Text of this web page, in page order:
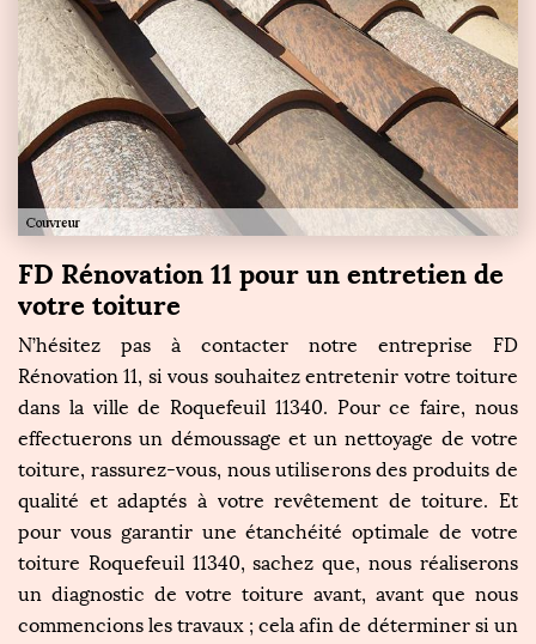
FD Rénovation 11 pour un entretien de
votre toiture
N’hésitez pas à contacter notre entreprise FD
Rénovation 11, si vous souhaitez entretenir votre toiture
dans la ville de Roquefeuil 11340. Pour ce faire, nous
effectuerons un démoussage et un nettoyage de votre
toiture, rassurez-vous, nous utiliserons des produits de
qualité et adaptés à votre revêtement de toiture. Et
pour vous garantir une étanchéité optimale de votre
toiture Roquefeuil 11340, sachez que, nous réaliserons
un diagnostic de votre toiture avant, avant que nous
commencions les travaux ; cela afin de déterminer si un